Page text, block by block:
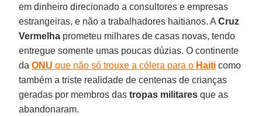
em dinheiro direcionado a consultores e empresas
estrangeiras, e não a trabalhadores haitianos. ACruz
Vermelha prometeu milhares de casas novas, tendo
entregue somente umas poucas dúzias. O continente
daONU que não só trouxe a cólera para o Haiti como
também a triste realidade de centenas de crianças
geradas por membros dastropas militares que as
abandonaram.